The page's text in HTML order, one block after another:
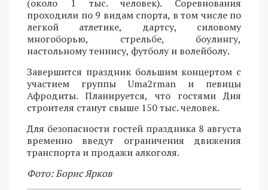
(около 1 тыс. человек). Соревнования
проходили по 9 видам спорта, в том числе по
легкой атлетике, дартсу, силовому
многоборью, стрельбе, боулингу,
настольному теннису, футболу и волейболу.
Завершится праздник большим концертом с
участием группы Uma2rman и певицы
Афродиты. Планируется, что гостями Дня
строителя станут свыше 150 тыс. человек.
Для безопасности гостей праздника 8 августа
временно введут ограничения движения
транспорта и продажи алкоголя.
Фото: Борис Ярков